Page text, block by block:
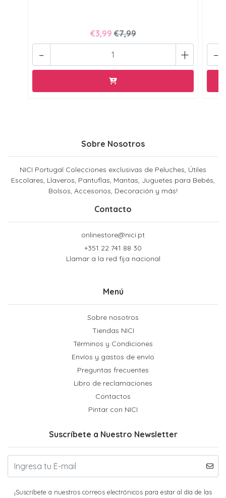
€3,99 €7,99
+
- -
Sobre Nosotros
NICI Portugal Colecciones exclusivas de Peluches, Útiles
Escolares, Llaveros, Pantuflas, Mantas, Juguetes para Bebés,
Bolsos, Accesorios, Decoración y más!
Contacto
onlinestore@nici.pt
+351 22 741 88 30
Llamar a la red fija nacional
Menú
Sobre nosotros
Tiendas NICI
Términos y Condiciones
Envíos y gastos de envío
Preguntas frecuentes
Libro de reclamaciones
Contactos
Pintar con NICI
Suscríbete a Nuestro Newsletter
¡Suscríbete a nuestros correos electrónicos para estar al día de las